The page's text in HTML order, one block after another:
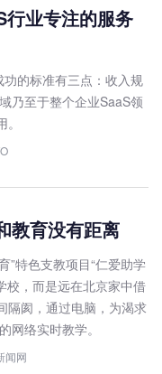
行业专注的服务
的标准有三点：收入规
乃至于整个企业SaaS领
教育没有距离
”特色支教项目“仁爱助学
校，而是远在北京家中借
隔阂，通过电脑，为渴求
网络实时教学。
闻网